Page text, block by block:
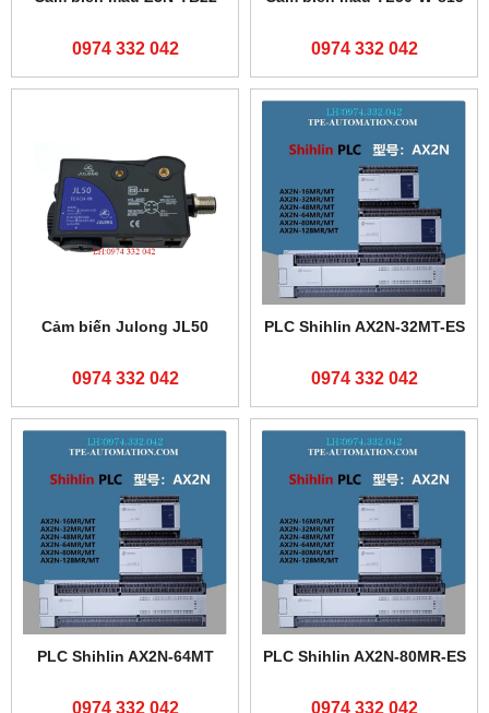
0974 332 042 0974 332 042
Cảm biến Julong JL50
0974 332 042
PLC Shihlin AX2N-32MT-ES
0974 332 042
PLC Shihlin AX2N-64MT
0974 332 042
PLC Shihlin AX2N-80MR-ES
0974 332 042